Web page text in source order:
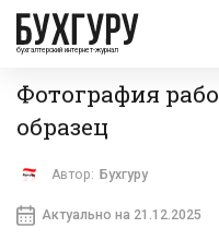
бухгалтерский интернет-журнал
Фотография
образец
Автор: Бухгуру
Актуально на 21.12.2025